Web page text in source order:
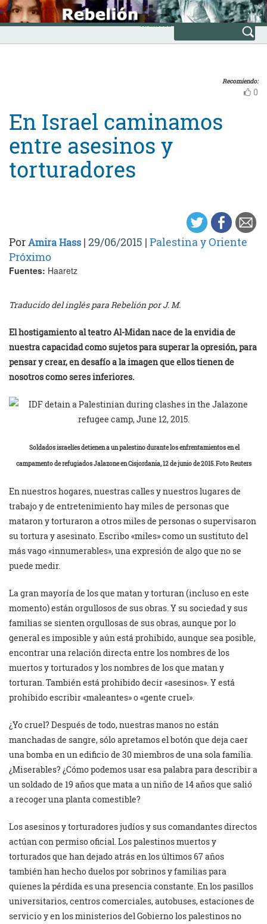
Skip
to
content
INICIO
Avanzada
Recomiendo:
0
En Israel caminamos
entre asesinos y
torturadores
PorAmira Hass | 29/06/2015 | Palestina y Oriente
Próximo
Fuentes: Haaretz
Traducido del inglés para Rebelión por J. M.
El hostigamiento al teatro Al-Midan nace de la envidia de
nuestra capacidad como sujetos para superar la opresión, para
pensar y crear, en desafío a la imagen que ellos tienen de
nosotros como seres inferiores.
Soldados israelíes detienen a un palestino durante los enfrentamientos en el
campamento de refugiados Jalazone en Cisjordania, 12 de junio de 2015. Foto Reuters
En nuestros hogares, nuestras calles y nuestros lugares de
trabajo y de entretenimiento hay miles de personas que
mataron y torturaron a otros miles de personas o supervisaron ​​
su tortura y asesinato. Escribo «miles» como un sustituto del
más vago «innumerables», una expresión de algo que no se
puede medir.
La gran mayoría de los que matan y torturan (incluso en este
momento) están orgullosos de sus obras. Y su sociedad y sus
familias se sienten orgullosas de sus obras, aunque por lo
general es imposible y aún está prohibido, aunque sea posible,
encontrar una relación directa entre los nombres de los
muertos y torturados y los nombres de los que matan y
torturan. También está prohibido decir «asesinos». Y está
prohibido escribir «maleantes» o «gente cruel».
¿Yo cruel? Después de todo, nuestras manos no están
manchadas de sangre, sólo apretamos el botón que deja caer
una bomba en un edificio de 30 miembros de una sola familia.
¿Miserables? ¿Cómo podemos usar esa palabra para describir a
un soldado de 19 años que mata a un niño de 14 años que salió
a recoger una planta comestible?
Los asesinos y torturadores judíos y sus comandantes directos
actúan con permiso oficial. Los palestinos muertos y
torturados que han dejado atrás en los últimos 67 años
también han hecho duelos por sobrinos y familias para
quienes la pérdida es una presencia constante. En los pasillos
universitarios, centros comerciales, autobuses, estaciones de
servicio y en los ministerios del Gobierno los palestinos no